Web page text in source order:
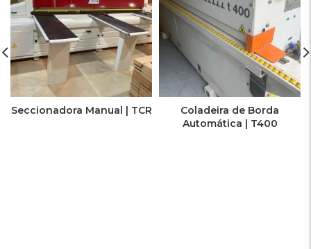
Seccionadora Manual | TCR
Coladeira de Borda
Automática | T400